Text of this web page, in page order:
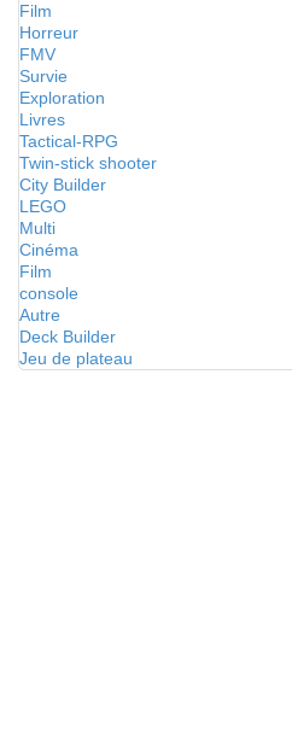
Film
Horreur
FMV
Survie
Exploration
Livres
Tactical-RPG
Twin-stick shooter
City Builder
LEGO
Multi
Cinéma
Film
console
Autre
Deck Builder
Jeu de plateau